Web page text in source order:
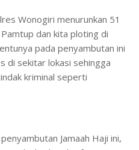
Wonogiri menurunkan 51
dan kita ploting di
pada penyambutan ini
di sekitar lokasi sehingga
kriminal seperti
Jamaah Haji ini,